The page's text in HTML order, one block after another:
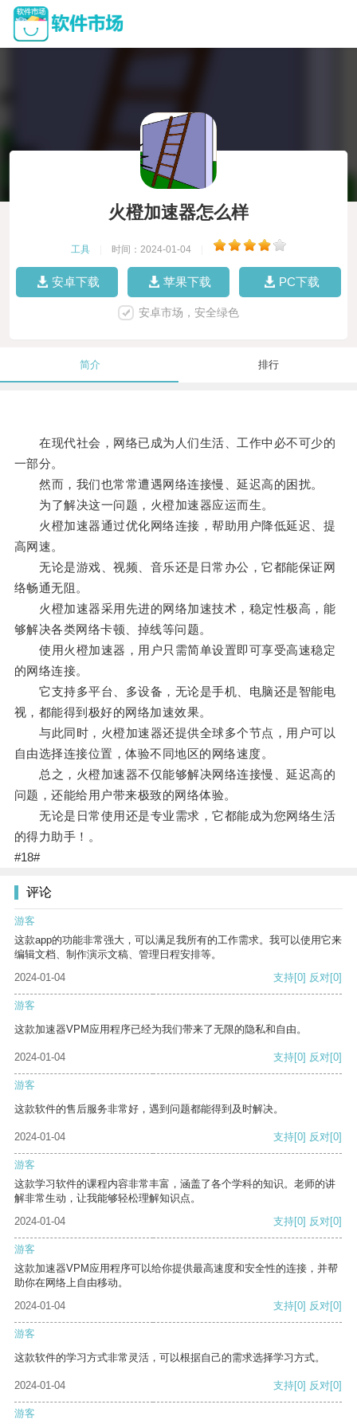
火橙加速器怎么样
工具 时间：2024-01-04
安卓下载 苹果下载 PC下载
安卓市场，安全绿色
简介 排行
在现代社会，网络已成为人们生活、工作中必不可少的
一部分。
然而，我们也常常遭遇网络连接慢、延迟高的困扰。
为了解决这一问题，火橙加速器应运而生。
火橙加速器通过优化网络连接，帮助用户降低延迟、提
高网速。
无论是游戏、视频、音乐还是日常办公，它都能保证网
络畅通无阻。
火橙加速器采用先进的网络加速技术，稳定性极高，能
够解决各类网络卡顿、掉线等问题。
使用火橙加速器，用户只需简单设置即可享受高速稳定
的网络连接。
它支持多平台、多设备，无论是手机、电脑还是智能电
视，都能得到极好的网络加速效果。
与此同时，火橙加速器还提供全球多个节点，用户可以
自由选择连接位置，体验不同地区的网络速度。
总之，火橙加速器不仅能够解决网络连接慢、延迟高的
问题，还能给用户带来极致的网络体验。
无论是日常使用还是专业需求，它都能成为您网络生活
的得力助手！。
#18#
评论
游客
这款app的功能非常强大，可以满足我所有的工作需求。我可以使用它来
编辑文档、制作演示文稿、管理日程安排等。
2024-01-04
支持[0] 反对[0]
游客
这款加速器VPM应用程序已经为我们带来了无限的隐私和自由。
2024-01-04 支持[0] 反对[0]
游客
这款软件的售后服务非常好，遇到问题都能得到及时解决。
2024-01-04 支持[0] 反对[0]
游客
这款学习软件的课程内容非常丰富，涵盖了各个学科的知识。老师的讲
解非常生动，让我能够轻松理解知识点。
2024-01-04
支持[0] 反对[0]
游客
这款加速器VPM应用程序可以给你提供最高速度和安全性的连接，并帮
助你在网络上自由移动。
2024-01-04
支持[0] 反对[0]
游客
这款软件的学习方式非常灵活，可以根据自己的需求选择学习方式。
2024-01-04 支持[0] 反对[0]
游客